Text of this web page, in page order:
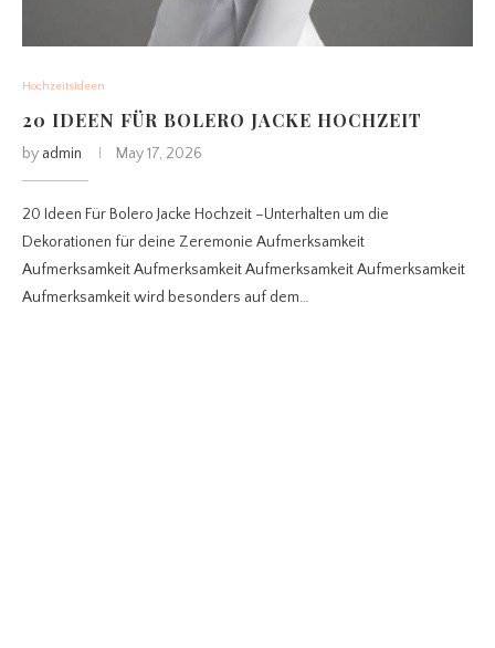
Hochzeitsideen
20 IDEEN FÜR BOLERO JACKE HOCHZEIT
by admin May 17, 2026
20 Ideen Für Bolero Jacke Hochzeit –Unterhalten um die
Dekorationen für deine Zeremonie Aufmerksamkeit
Aufmerksamkeit Aufmerksamkeit Aufmerksamkeit Aufmerksamkeit
Aufmerksamkeit wird besonders auf dem…